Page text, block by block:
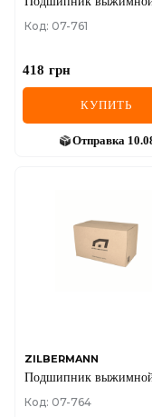
Код: 07-761
418 грн
КУПИТЬ
Отправка
ZILBERMANN
Подшипник
Код: 07-764